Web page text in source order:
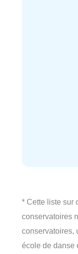
* Cette liste sur
conservatoires
conservatoires,
école de danse